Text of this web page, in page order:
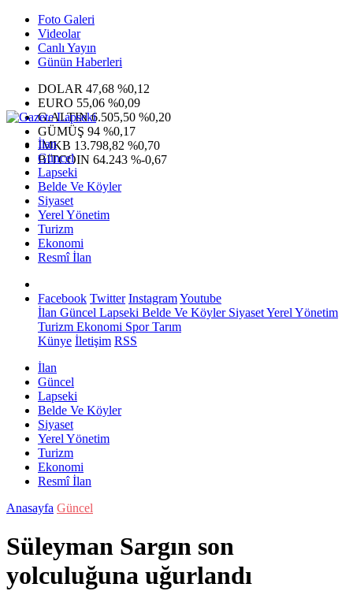
Foto Galeri
Videolar
Canlı Yayın
Günün Haberleri
DOLAR 47,68 %0,12
EURO 55,06 %0,09
G.ALTIN6.505,50 %0,20
GÜMÜŞ 94 %0,17
IMKB 13.798,82 %0,70
BITCOIN 64.243 %-0,67
İlan
Güncel
Lapseki
Belde Ve Köyler
Siyaset
Yerel Yönetim
Turizm
Ekonomi
Resmî İlan
Facebook Twitter InstagramYoutube
İlan Güncel Lapseki Belde Ve KöylerSiyasetYerel Yönetim
Turizm Ekonomi SporTarım
Künye İletişim RSS
İlan
Güncel
Lapseki
Belde Ve Köyler
Siyaset
Yerel Yönetim
Turizm
Ekonomi
Resmî İlan
Anasayfa Güncel
Süleyman Sargın son
yolculuğuna uğurlandı